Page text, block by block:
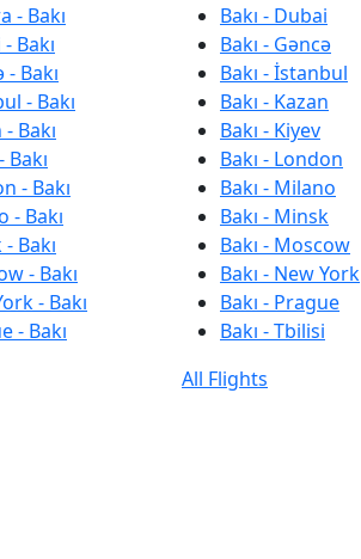
- Bakı
Bakı
- Bakı
- Bakı
Bakı
Bakı
- Bakı
- Bakı
Bakı
- Bakı
- Bakı
- Bakı
Bakı - Dubai
Bakı - Gəncə
Bakı - İstanbul
Bakı - Kazan
Bakı - Kiyev
Bakı - London
Bakı - Milano
Bakı - Minsk
Bakı - Moscow
Bakı - New York
Bakı - Prague
Bakı - Tbilisi
All Flights